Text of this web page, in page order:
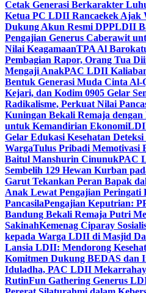
Cetak Generasi Berkarakter
Ketua PC LDII Rancaekek Ajak
Dukung Akun Resmi DPPLDII
Pengajian Generus Caberawit
Nilai KeagamaanTPA Al
Pembagian Rapor, Orang Tua
Mengaji AnakPAC LDII
Bentuk Generasi Muda Cinta Al-
Kejari, dan Kodim 0905 Gelar
Radikalisme, Perkuat Nilai
Kuningan Bekali Remaja
untuk Kemandirian Ekonomi
Gelar Edukasi Kesehatan
WargaTulus Pribadi Memotivasi
Baitul Manshurin CinunukPAC
Sembelih 129 Hewan Kurban
Garut Tekankan Peran Bapak
Anak Lewat Pengajian
PancasilaPengajian Keputrian:
Bandung Bekali Remaja Putri
SakinahKemenag Ciparay
kepada Warga LDII di Masjid
Lansia LDII: Mendorong
Komitmen Dukung BEDAS dan
Iduladha, PAC LDII
RutinFun Gathering Generus